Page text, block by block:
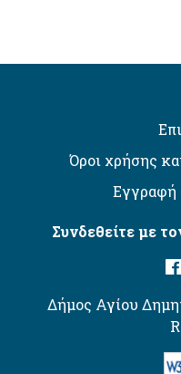
Όροι χρήσης
Εγγραφή
Συνδεθείτε με
Δήμος Αγίου